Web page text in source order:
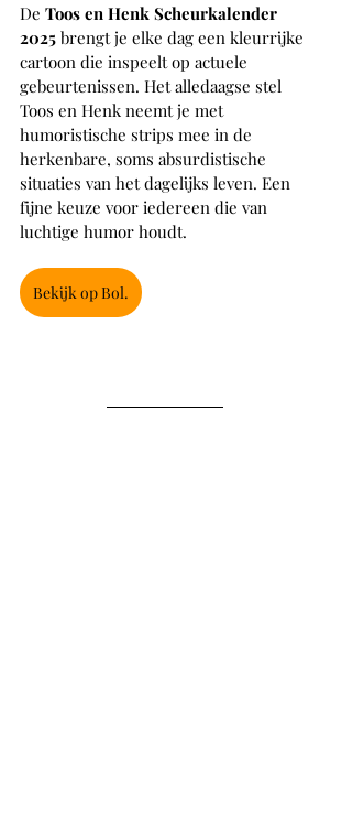
De Toos en Henk Scheurkalender
2025 brengt je elke dag een kleurrijke
cartoon die inspeelt op actuele
gebeurtenissen. Het alledaagse stel
Toos en Henk neemt je met
humoristische strips mee in de
herkenbare, soms absurdistische
situaties van het dagelijks leven. Een
fijne keuze voor iedereen die van
luchtige humor houdt.
Bekijk op Bol.